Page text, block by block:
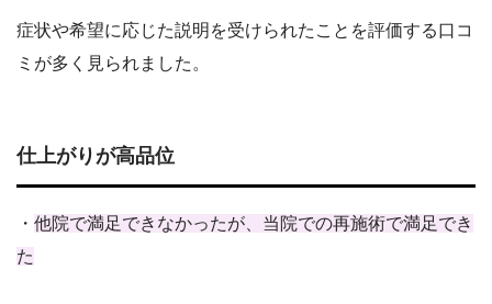
症状や希望に応じた説明を受けられたことを評価する口コ
ミが多く見られました。
仕上がりが高品位
・ 他院で満足できなかったが、当院での再施術で満足でき
た